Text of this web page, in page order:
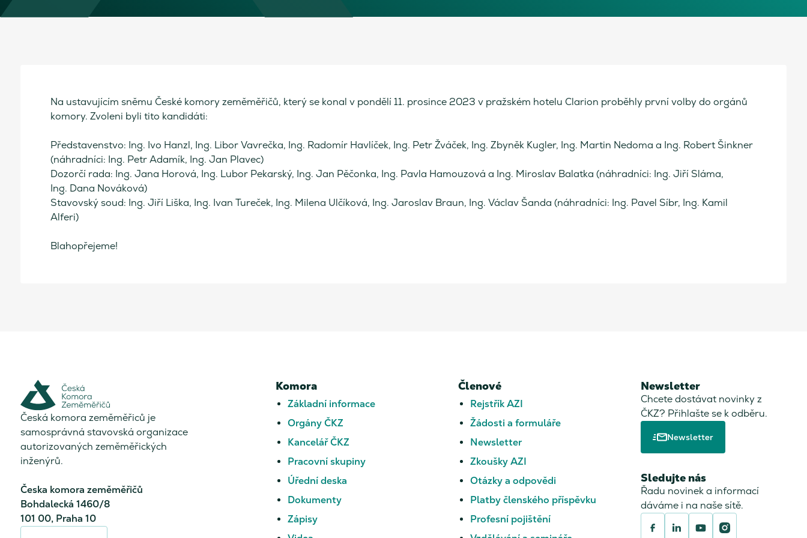
Na ustavujícím sněmu České komory zeměměřičů, který se konal v pondělí 11. prosince 2023 v pražském hotelu Clarion proběhly první volby do orgánů
komory. Zvoleni byli tito kandidáti:
Představenstvo: Ing. Ivo Hanzl, Ing. Libor Vavrečka, Ing. Radomír Havlíček, Ing. Petr Žváček, Ing. Zbyněk Kugler, Ing. Martin Nedoma a Ing. Robert Šinkner
(náhradníci: Ing. Petr Adamík, Ing. Jan Plavec)
Dozorčí rada: Ing. Jana Horová, Ing. Lubor Pekarský, Ing. Jan Pěčonka, Ing. Pavla Hamouzová a Ing. Miroslav Balatka (náhradníci: Ing. Jiří Sláma,
Ing. Dana Nováková)
Stavovský soud: Ing. Jiří Liška, Ing. Ivan Tureček, Ing. Milena Ulčíková, Ing. Jaroslav Braun, Ing. Václav Šanda (náhradníci: Ing. Pavel Síbr, Ing. Kamil
Alferi)
Blahopřejeme!
Česká komora zeměměřiců je
samosprávná stavovská organizace
autorizovaných zeměměřických
inženýrů.
Česka komora zeměměřičů
Bohdalecká 1460/8
101 00, Praha 10
Komora
Základní informace
Orgány ČKZ
Kancelář ČKZ
Pracovní skupiny
Úřední deska
Dokumenty
Zápisy
Členové
Rejstřík AZI
Žádosti a formuláře
Newsletter
Zkoušky AZI
Otázky a odpovědi
Platby členského příspěvku
Profesní pojištění
Newsletter
Chcete dostávat novinky z
ČKZ? Přihlašte se k odběru.
Newsletter
Sledujte nás
Řadu novinek a informací
dáváme i na naše sítě.